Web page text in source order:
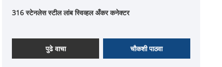
316 स्टेनलेस स्टील लांब स्विव्हल अँकर कनेक्टर
पुढे वाचा चौकशी पाठवा